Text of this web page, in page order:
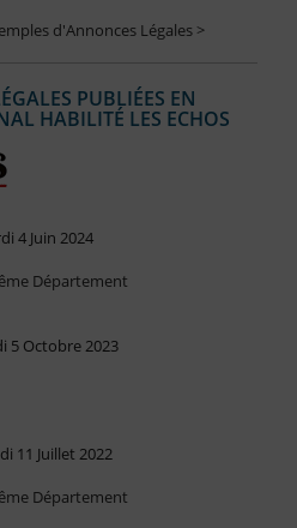
d'Annonces Légales >
PUBLIÉES EN
HABILITÉ LES ECHOS
4 Juin 2024
Département
5 Octobre 2023
11 Juillet 2022
Département